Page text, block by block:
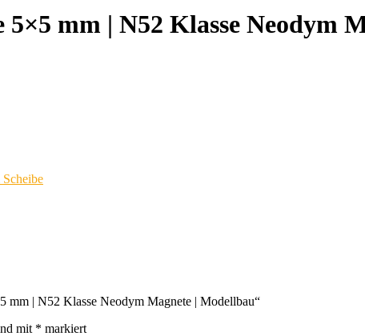
5×5 mm | N52 Klasse Neodym
mm | N52 Klasse Neodym Magnete | Modellbau“
mit * markiert